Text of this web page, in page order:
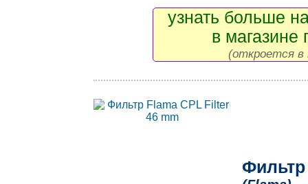
узнать больше
в магазине
(откроется в
Фильтр